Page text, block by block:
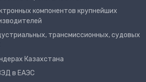
компонентов крупнейших
трансмиссионных, судовых
Казахстана
в ЕАЭС